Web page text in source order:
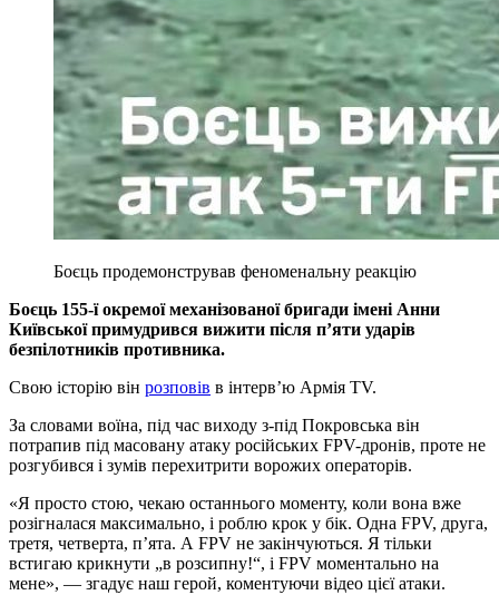
Боєць продемонстрував феноменальну реакцію
Боєць 155-ї окремої механізованої бригади імені Анни
Київської примудрився вижити після п’яти ударів
безпілотників противника.
Свою історію він розповів в інтерв’ю Армія TV.
За словами воїна, під час виходу з-під Покровська він
потрапив під масовану атаку російських FPV-дронів, проте не
розгубився і зумів перехитрити ворожих операторів.
«Я просто стою, чекаю останнього моменту, коли вона вже
розігналася максимально, і роблю крок у бік. Одна FPV, друга,
третя, четверта, п’ята. А FPV не закінчуються. Я тільки
встигаю крикнути „в розсипну!“, і FPV моментально на
мене», — згадує наш герой, коментуючи відео цієї атаки.